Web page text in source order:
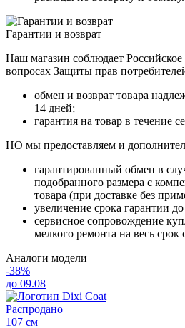
Гарантии и возврат
Наш магазин соблюдает Российское
вопросах Защиты прав
обмен и возврат товара
14 дней;
гарантия на товар в течение
НО мы предоставляем и
гарантированный обмен в
подобранного размера с
товара (при доставке без
увеличение срока гарантии до
сервисное сопровождение
мелкого ремонта на весь
Аналоги модели
-38%
до 09.08
Распродано
107 см